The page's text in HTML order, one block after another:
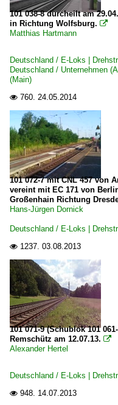
6 140 BR 140
6 143 BR 143
ICE 1 BR 401 ·
ICE 3 BR 403 · 5
ICE 3 M BR 406 ·
ICE T BR 411 · 5
~ Sonstiges
Elektrotriebzüge |
0 420 BR 420
0 425 BR 425
0 426 BR 426.0
Galerien
IC Rottalerland
ICE-
Grenzverkehr
Deutschland <->
Deutschland <->
101 038-8 durcheilt am
in Richtung Wolfsburg. 
Matthias Hartmann
Deutschland / E-Loks |
Deutschland / Unternehmen
(Main)
 760. 24.05.2014
101 072-7 mit CNL 457 von
vereint mit EC 171 von
Großenhain Richtung
Hans-Jürgen Dornick
Deutschland / E-Loks |
 1237. 03.08.2013
101 071-9 (Schublok 101
Remschütz am 12.07.13. 
Alexander Hertel
Deutschland / E-Loks |
 948. 14.07.2013